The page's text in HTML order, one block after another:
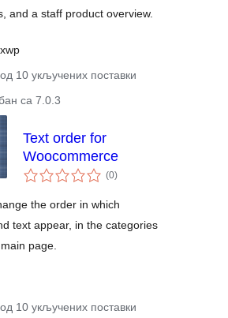
and a staff product overview.
10 укључених поставки
са 7.0.3
Text order for
Woocommerce
(0укупних
оцена
)
the order in which
text appear, in the categories
page.
10 укључених поставки